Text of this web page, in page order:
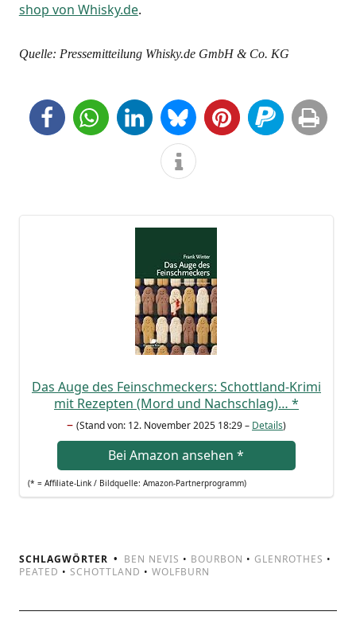
shop von Whisky.de.
Quel­le: Pres­se­mit­tei­lung Whisky.de GmbH & Co. KG
Das Auge des Fein­schme­ckers: Schott­land-Kri­mi
mit Rezep­ten (Mord und Nach­schlag)… *
– (Stand von: 12. Novem­ber 2025 18:29 – Details)
Bei Ama­zon anse­hen*
(* = Affi­lia­te-Link / Bild­quel­le: Amazon-Partnerprogramm)
SCHLAGWÖRTER BEN NEVIS • BOURBON • GLENROTHES •
PEATED • SCHOTTLAND • WOLFBURN